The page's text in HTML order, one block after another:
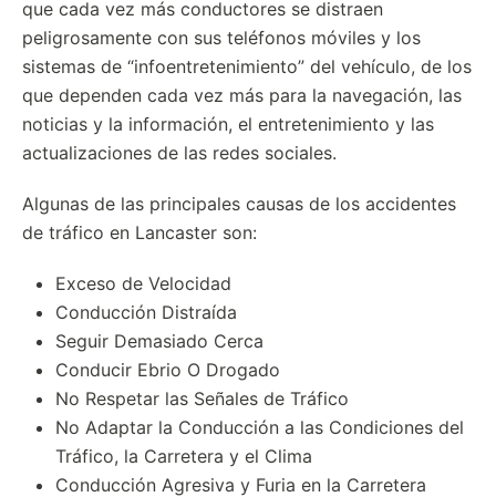
que cada vez más conductores se distraen
peligrosamente con sus teléfonos móviles y los
sistemas de “infoentretenimiento” del vehículo, de los
que dependen cada vez más para la navegación, las
noticias y la información, el entretenimiento y las
actualizaciones de las redes sociales.
Algunas de las principales causas de los accidentes
de tráfico en Lancaster son:
Exceso de Velocidad
Conducción Distraída
Seguir Demasiado Cerca
Conducir Ebrio O Drogado
No Respetar las Señales de Tráfico
No Adaptar la Conducción a las Condiciones del
Tráfico, la Carretera y el Clima
Conducción Agresiva y Furia en la Carretera